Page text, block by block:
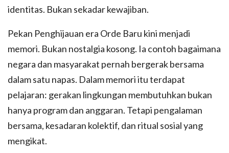
identitas. Bukan sekadar kewajiban.
Pekan Penghijauan era Orde Baru kini menjadi
memori. Bukan nostalgia kosong. Ia contoh bagaimana
negara dan masyarakat pernah bergerak bersama
dalam satu napas. Dalam memori itu terdapat
pelajaran: gerakan lingkungan membutuhkan bukan
hanya program dan anggaran. Tetapi pengalaman
bersama, kesadaran kolektif, dan ritual sosial yang
mengikat.